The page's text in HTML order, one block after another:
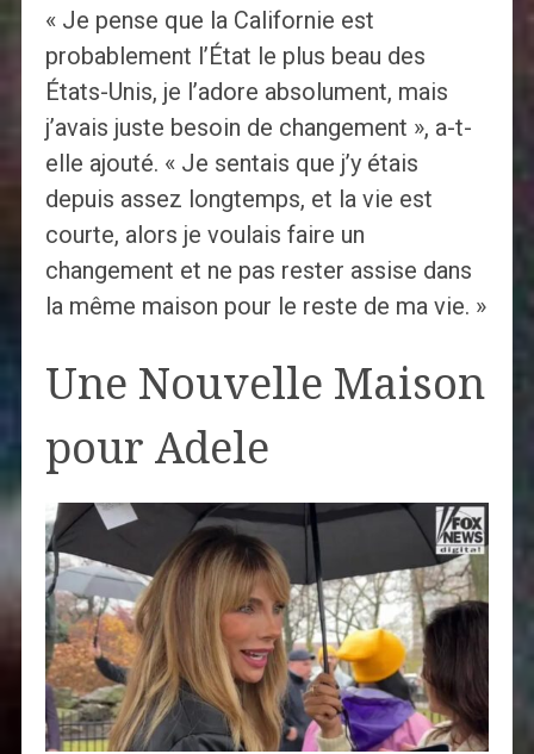
« Je pense que la Californie est
probablement l’État le plus beau des
États-Unis, je l’adore absolument, mais
j’avais juste besoin de changement », a-t-
elle ajouté. « Je sentais que j’y étais
depuis assez longtemps, et la vie est
courte, alors je voulais faire un
changement et ne pas rester assise dans
la même maison pour le reste de ma vie. »
Une Nouvelle Maison
pour Adele